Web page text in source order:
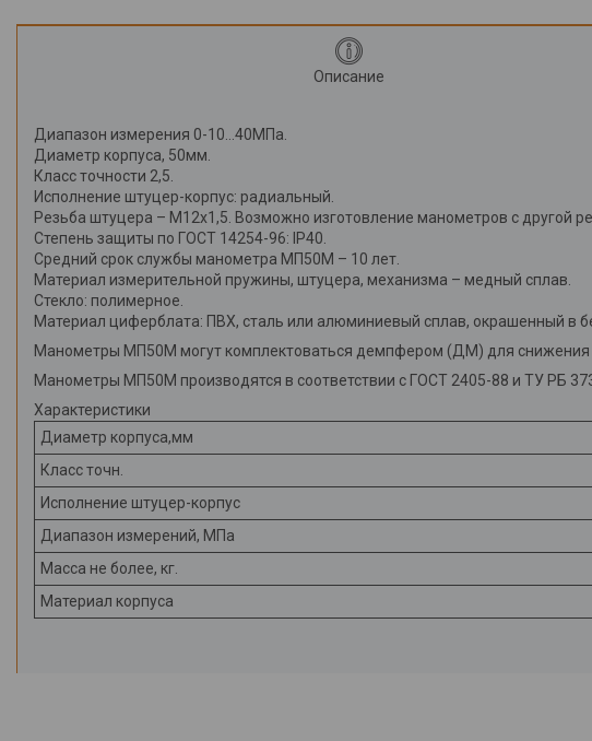
Описание
Диапазон измерения 0-10…40МПа.
Диаметр корпуса, 50мм.
Класс точности 2,5.
Исполнение штуцер-корпус: радиальный.
Резьба штуцера – М12х1,5. Возможно изготовление манометров с другой
Степень защиты по ГОСТ 14254-96: IP40.
Средний срок службы манометра МП50М – 10 лет.
Материал измерительной пружины, штуцера, механизма – медный сплав.
Стекло: полимерное.
Материал циферблата: ПВХ, сталь или алюминиевый сплав, окрашенный в
Манометры МП50М могут комплектоваться демпфером (ДМ) для снижения
Манометры МП50М производятся в соответствии с ГОСТ 2405-88 и ТУ РБ
Характеристики
Диаметр корпуса,мм
Класс точн.
Исполнение штуцер-корпус
Диапазон измерений, МПа
Масса не более, кг.
Материал корпуса